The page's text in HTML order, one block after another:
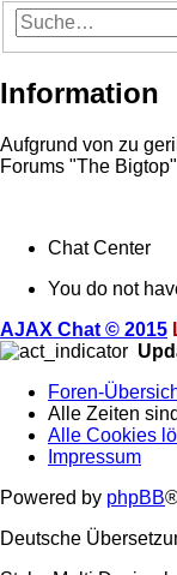
Information
Aufgrund von zu
Forums "The
Chat Center
You do not
AJAX Chat © 2015
Foren-
Alle Zeiten sind
Alle Cookies
Impressum
Powered by phpBB
Deutsche